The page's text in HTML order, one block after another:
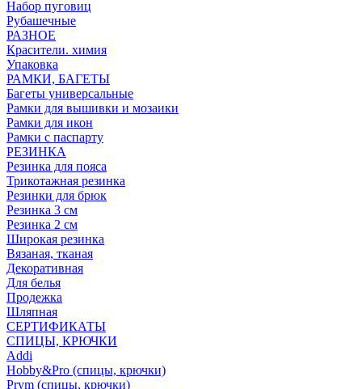
Набор пуговиц
Рубашечные
РАЗНОЕ
Красители. химия
Упаковка
РАМКИ, БАГЕТЫ
Багеты универсальные
Рамки для вышивки и мозаики
Рамки для икон
Рамки с паспарту
РЕЗИНКА
Резинка для пояса
Трикотажная резинка
Резинки для брюк
Резинка 3 см
Резинка 2 см
Широкая резинка
Вязаная, тканая
Декоративная
Для белья
Продежка
Шляпная
СЕРТИФИКАТЫ
СПИЦЫ, КРЮЧКИ
Addi
Hobby&Pro (спицы, крючки)
Prym (спицы, крючки)